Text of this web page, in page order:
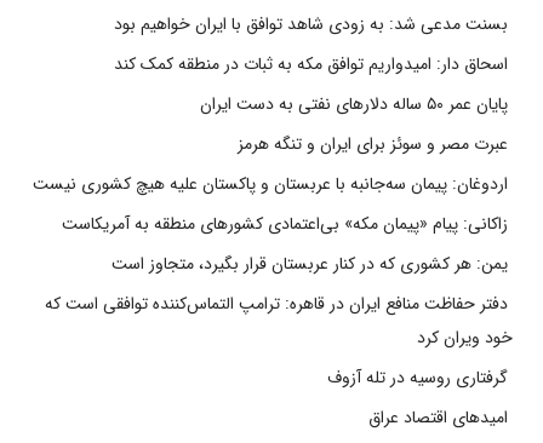
بسنت مدعی شد: به زودی شاهد توافق با ایران خواهیم بود
اسحاق دار: امیدواریم توافق مکه به ثبات در منطقه کمک کند
پایان عمر ۵۰ ساله دلارهای نفتی به دست ایران
عبرت مصر و سوئز برای ایران و تنگه هرمز
اردوغان: پیمان سه‌جانبه با عربستان و پاکستان علیه هیچ کشوری نیست
زاکانی: پیام «پیمان مکه» بی‌اعتمادی کشورهای منطقه به آمریکاست
یمن: هر کشوری که در کنار عربستان قرار بگیرد، متجاوز است
دفتر حفاظت منافع ایران در قاهره: ترامپ التماس‌کننده توافقی است که
خود ویران کرد
گرفتاری روسیه در تله آزوف
امیدهای اقتصاد عراق